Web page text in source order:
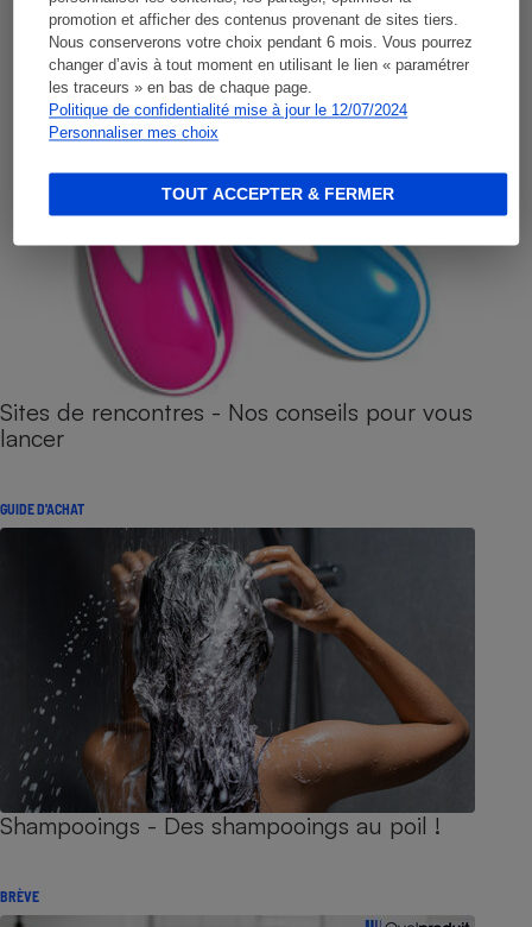
promotion et afficher des contenus provenant de sites tiers.
Nous conserverons votre choix pendant 6 mois. Vous pourrez
changer d’avis à tout moment en utilisant le lien « paramétrer
les traceurs » en bas de chaque page.
Politique de confidentialité mise à jour le 12/07/2024
Personnaliser mes choix
TOUT ACCEPTER & FERMER
Sites de rencontres - Nos conseils pour vous
lancer
GUIDE D'ACHAT
Shampooings - Des shampooings au poil !
BRÈVE